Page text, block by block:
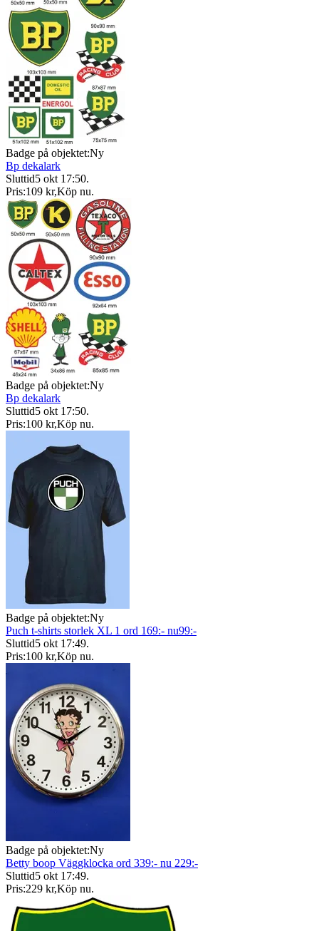
Badge på objektet:Ny
Bp dekalark
Sluttid5 okt 17:50.
Pris:109 kr,Köp nu.
Badge på objektet:Ny
Bp dekalark
Sluttid5 okt 17:50.
Pris:100 kr,Köp nu.
Badge på objektet:Ny
Puch t-shirts storlek XL 1 ord 169:- nu99:-
Sluttid5 okt 17:49.
Pris:100 kr,Köp nu.
Badge på objektet:Ny
Betty boop Väggklocka ord 339:- nu 229:-
Sluttid5 okt 17:49.
Pris:229 kr,Köp nu.